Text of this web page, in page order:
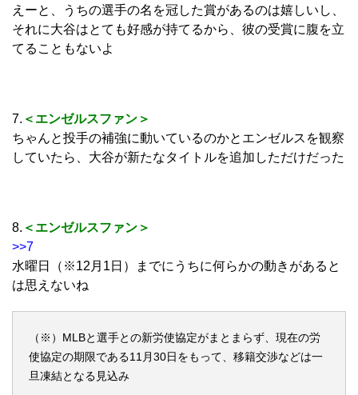
えーと、うちの選手の名を冠した賞があるのは嬉しいし、
それに大谷はとても好感が持てるから、彼の受賞に腹を立
てることもないよ
7. ＜エンゼルスファン＞
ちゃんと投手の補強に動いているのかとエンゼルスを観察
していたら、大谷が新たなタイトルを追加しただけだった
8. ＜エンゼルスファン＞
>>7
水曜日（※12月1日）までにうちに何らかの動きがあると
は思えないね
（※）MLBと選手との新労使協定がまとまらず、現在の労
使協定の期限である11月30日をもって、移籍交渉などは一
旦凍結となる見込み